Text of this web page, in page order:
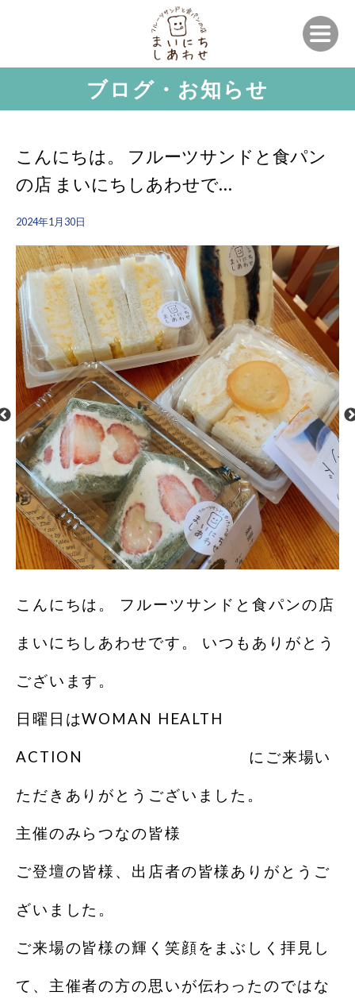
ブログ・お知らせ
こんにちは。 フルーツサンドと食パン
の店 まいにちしあわせで…
2024年1月30日
こんにちは。 フルーツサンドと食パンの店
まいにちしあわせです。 いつもありがとう
ございます。
日曜日はWOMAN HEALTH
ACTION にご来場い
ただきありがとうございました。
主催のみらつなの皆様
ご登壇の皆様、出店者の皆様ありがとうご
ざいました。
ご来場の皆様の輝く笑顔をまぶしく拝見し
て、主催者の方の思いが伝わったのではな